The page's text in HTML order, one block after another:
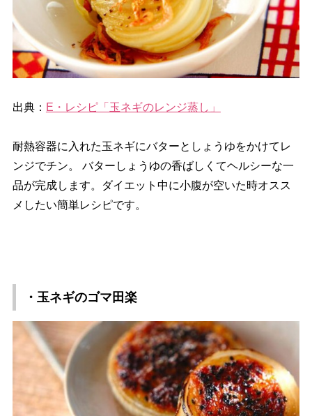
出典： E・レシピ「玉ネギのレンジ蒸し」
耐熱容器に入れた玉ネギにバターとしょうゆをかけてレ
ンジでチン。 バターしょうゆの香ばしくてヘルシーな一
品が完成します。ダイエット中に小腹が空いた時オスス
メしたい簡単レシピです。
・玉ネギのゴマ田楽